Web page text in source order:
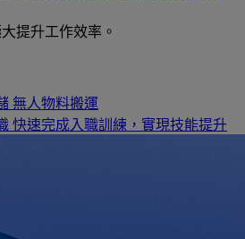
提升工作效率。
無人物料搬運
快速完成入職訓練，實現技能提升